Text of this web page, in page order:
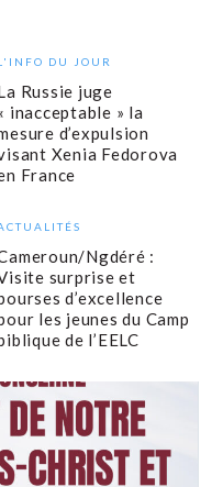
DU JOUR
Russie juge
inacceptable » la
d’expulsion
Xenia Fedorova
France
Ngdéré :
surprise et
d’excellence
les jeunes du Camp
de l’EELC